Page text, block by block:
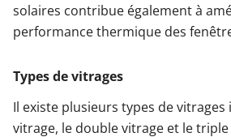
solaires contribue également à
performance thermique des
Types de vitrages
Il existe plusieurs types de vitrages
vitrage, le double vitrage et le